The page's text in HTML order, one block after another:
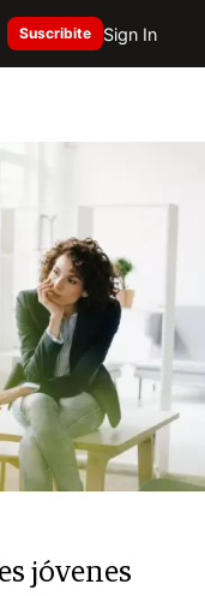
Suscribite Sign In
jóvenes